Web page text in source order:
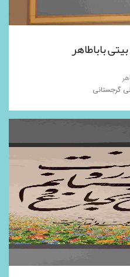
باباطاهر
گرجستانی